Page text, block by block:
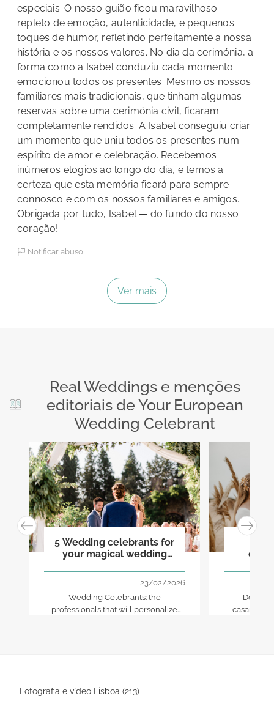
especiais. O nosso guião ficou maravilhoso —
repleto de emoção, autenticidade, e pequenos
toques de humor, refletindo perfeitamente a nossa
história e os nossos valores. No dia da cerimónia, a
forma como a Isabel conduziu cada momento
emocionou todos os presentes. Mesmo os nossos
familiares mais tradicionais, que tinham algumas
reservas sobre uma cerimónia civil, ficaram
completamente rendidos. A Isabel conseguiu criar
um momento que uniu todos os presentes num
espírito de amor e celebração. Recebemos
inúmeros elogios ao longo do dia, e temos a
certeza que esta memória ficará para sempre
connosco e com os nossos familiares e amigos.
Obrigada por tudo, Isabel — do fundo do nosso
coração!
Notificar abuso
Ver mais
Real Weddings e menções
editoriais de Your European
Wedding Celebrant
5 Wedding celebrants for
your magical wedding
23/02/2026
Wedding Celebrants: the
professionals that will personalize
Fotografia e vídeo Lisboa (213)